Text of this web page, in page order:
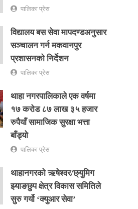
पालिका प्रेस
विद्यालय बस सेवा मापदण्डअनुसार
सञ्चालन गर्न मकवानपुर
प्रशासनको निर्देशन
पालिका प्रेस
थाहा नगरपालिकाले एक वर्षमा
१७ करोड ८७ लाख ३५ हजार
रुपैयाँ सामाजिक सुरक्षा भत्ता
बाँड्यो
पालिका प्रेस
थाहानगरकाे ऋषेश्वर/छ्युमिग
झ्याङछुप क्षेत्र विकास समितिले
सुरु गर्यो ‘क्युआर सेवा’